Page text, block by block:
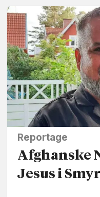
Reportage
Afghanske
Jesus i